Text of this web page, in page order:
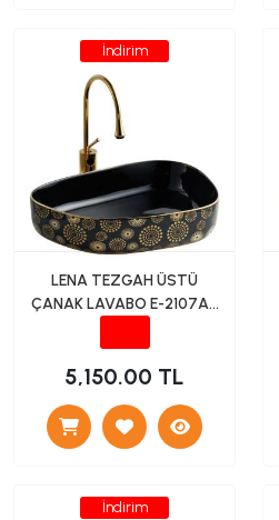
İndirim
LENA TEZGAH ÜSTÜ
ÇANAK LAVABO E-2107AS
5,150.00 TL
İndirim